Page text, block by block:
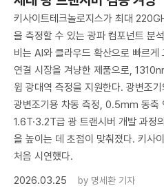
키사이트테크놀로지스가 최대
을 측정할 수 있는 광파 컴포넌트
비는 AI와 클라우드 확산으로 빠르게
연결 시장을 겨냥한 제품으로,
윕 광대역 측정을 지원한다. 광변조
광변조기용 차동 측정, 0.5mm 동축
1.6T·3.2T급 광 트랜시버 개발 과정
을 높이는 데 초점이 맞춰졌다. 키사
처음 시연했다.
2026.03.25
by 명세환 기자